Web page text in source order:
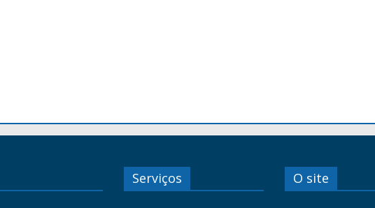
Serviços O site